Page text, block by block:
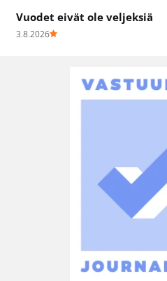
Vuodet eivät ole veljeksiä
3.8.2026